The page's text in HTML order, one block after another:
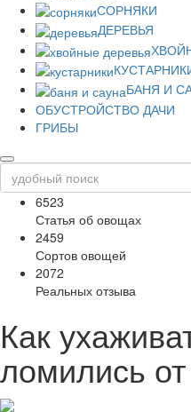
СОРНЯКИ
ДЕРЕВЬЯ
БАНЯ И
ОБУСТРОЙСТВО ДАЧИ
ГРИБЫ
6523
Статья об овощах
2459
Сортов овощей
2072
Реальных отзыва
Как
ломились